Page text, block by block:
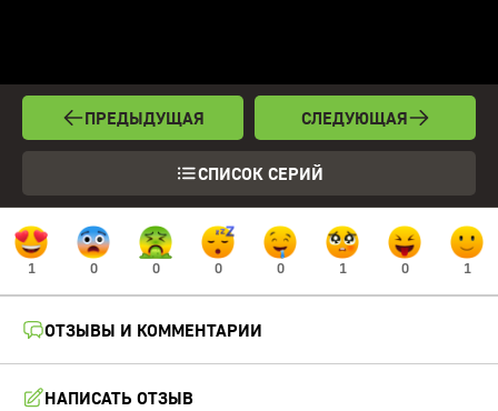
ПРЕДЫДУЩАЯ
СПИСОК СЕРИЙ
СЛЕДУЮЩАЯ
1 0 0 0 0 1 0 1
ОТЗЫВЫ И КОММЕНТАРИИ
НАПИСАТЬ ОТЗЫВ